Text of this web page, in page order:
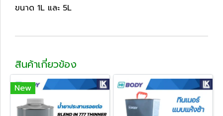
ขนาด 1L และ 5L
สินค้าเกี่ยวข้อง
New